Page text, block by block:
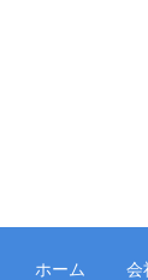
ホーム 会